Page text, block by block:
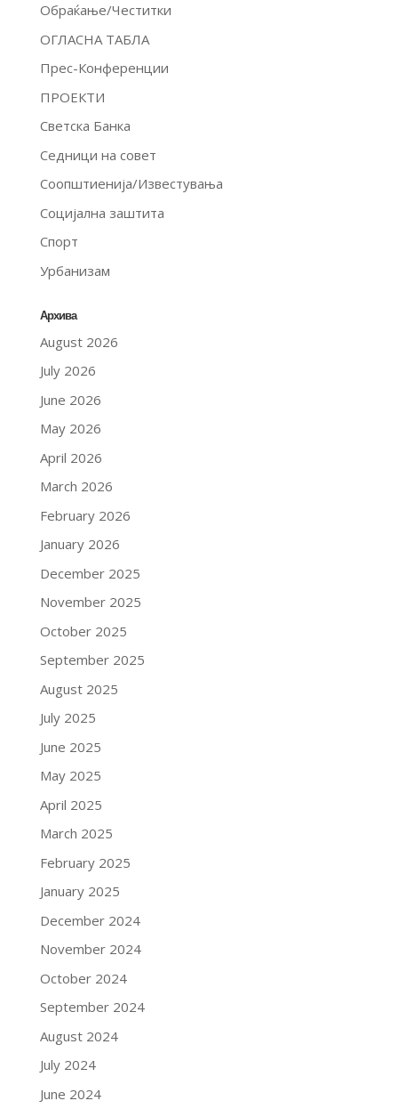
Обраќање/Честитки
ОГЛАСНА ТАБЛА
Прес-Конференции
ПРОЕКТИ
Светска Банка
Седници на совет
Соопштиенија/Известувања
Социјална заштита
Спорт
Урбанизам
Архива
August 2026
July 2026
June 2026
May 2026
April 2026
March 2026
February 2026
January 2026
December 2025
November 2025
October 2025
September 2025
August 2025
July 2025
June 2025
May 2025
April 2025
March 2025
February 2025
January 2025
December 2024
November 2024
October 2024
September 2024
August 2024
July 2024
June 2024